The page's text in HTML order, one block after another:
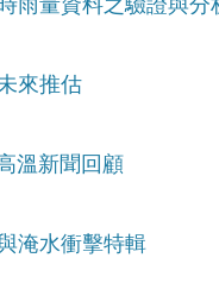
雨量資料之驗證與分
來推估
溫新聞回顧
淹水衝擊特輯